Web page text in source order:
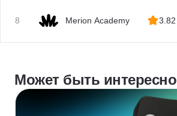
8 Merion Academy 3.82
Может быть интересно